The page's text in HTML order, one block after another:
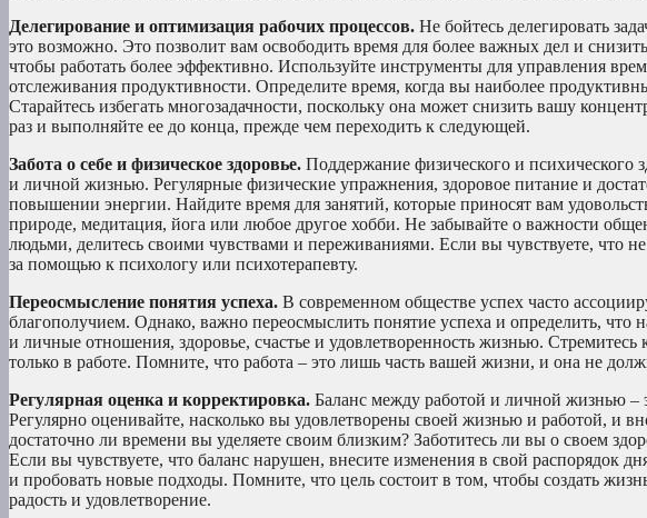
Делегирование и оптимизация рабочих процессов. Не бойтесь делегировать
это возможно. Это позволит вам освободить время для более важных дел и
чтобы работать более эффективно. Используйте инструменты для управления
отслеживания продуктивности. Определите время, когда вы наиболее
Старайтесь избегать многозадачности, поскольку она может снизить вашу
раз и выполняйте ее до конца, прежде чем переходить к следующей.
Забота о себе и физическое здоровье. Поддержание физического и психического
и личной жизнью. Регулярные физические упражнения, здоровое питание и
повышении энергии. Найдите время для занятий, которые приносят вам
природе, медитация, йога или любое другое хобби. Не забывайте о важности
людьми, делитесь своими чувствами и переживаниями. Если вы чувствуете, что не
за помощью к психологу или психотерапевту.
Переосмысление понятия успеха. В современном обществе успех часто
благополучием. Однако, важно переосмыслить понятие успеха и определить, что
и личные отношения, здоровье, счастье и удовлетворенность жизнью.
только в работе. Помните, что работа – это лишь часть вашей жизни, и она не
Регулярная оценка и корректировка. Баланс между работой и личной жизнью –
Регулярно оценивайте, насколько вы удовлетворены своей жизнью и работой, и
достаточно ли времени вы уделяете своим близким? Заботитесь ли вы о своем
Если вы чувствуете, что баланс нарушен, внесите изменения в свой распорядок
и пробовать новые подходы. Помните, что цель состоит в том, чтобы создать
радость и удовлетворение.